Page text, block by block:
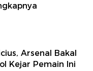
Arsenal Bakal
Kejar Pemain Ini